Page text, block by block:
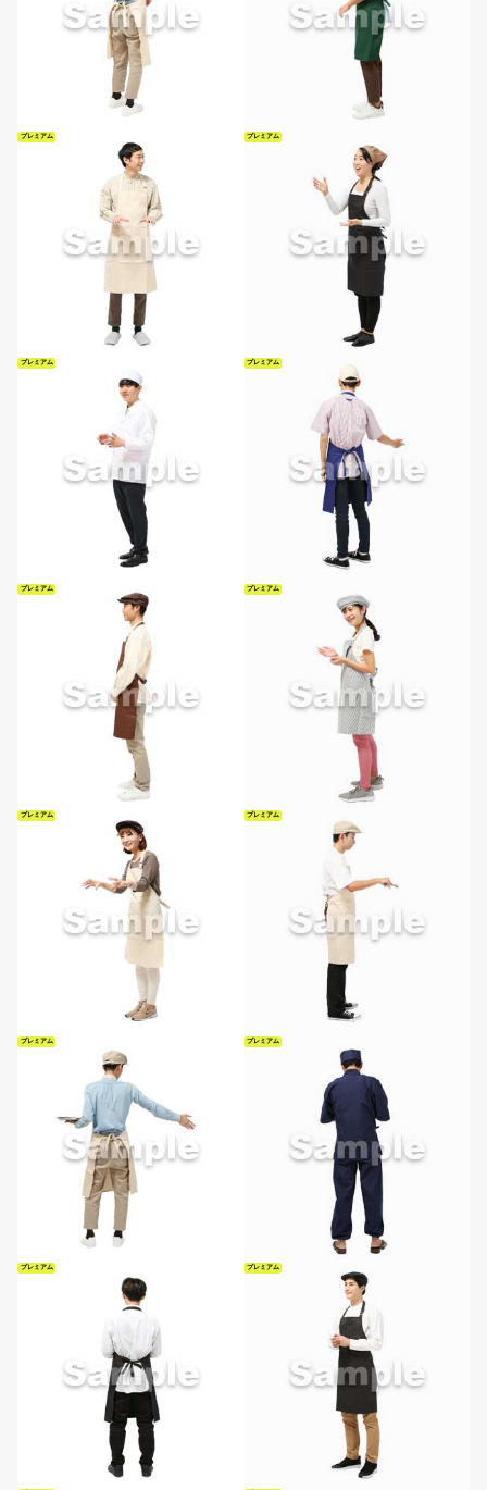
プレミアム プレミアム
プレミアム プレミアム
プレミアム プレミアム
プレミアム プレミアム
プレミアム プレミアム
プレミアム プレミアム